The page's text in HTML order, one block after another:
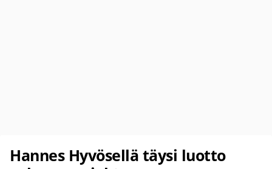
Hannes Hyvösellä täysi luotto